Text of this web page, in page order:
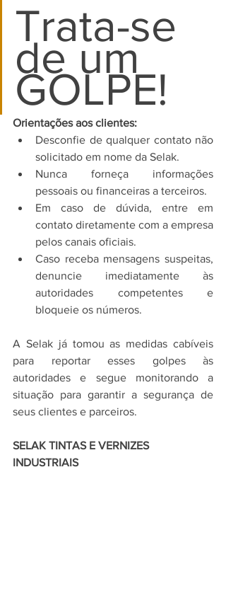
Trata-se
de um
GOLPE!
Orientações aos clientes:
Desconfie de qualquer contato não
solicitado em nome da Selak.
Nunca forneça informações
pessoais ou financeiras a terceiros.
Em caso de dúvida, entre em
contato diretamente com a empresa
pelos canais oficiais.
Caso receba mensagens suspeitas,
denuncie imediatamente às
autoridades competentes e
bloqueie os números.
A Selak já tomou as medidas cabíveis
para reportar esses golpes às
autoridades e segue monitorando a
situação para garantir a segurança de
seus clientes e parceiros.
SELAK TINTAS E VERNIZES
INDUSTRIAIS